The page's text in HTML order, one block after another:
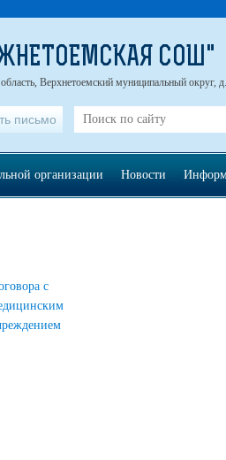
с
СОШ"
Верхнетоемский муниципальный округ,
письмо
организации Новости